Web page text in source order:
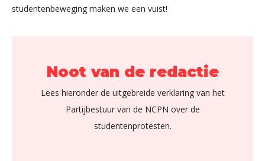
studentenbeweging maken we een vuist!
Noot van de redactie
Lees hieronder de uitgebreide verklaring van het
Partijbestuur van de NCPN over de
studentenprotesten.